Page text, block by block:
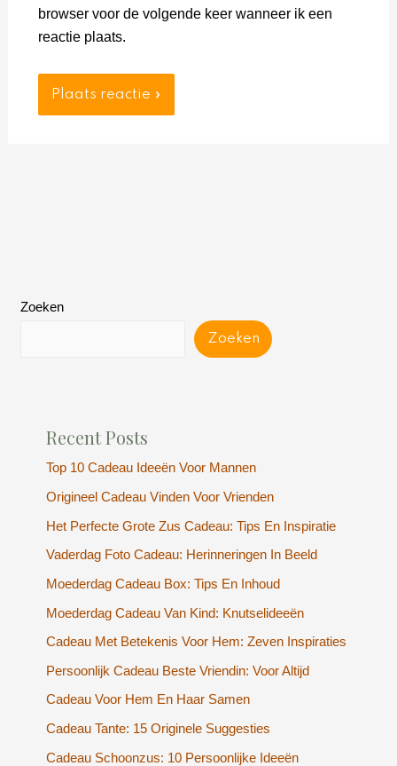
browser voor de volgende keer wanneer ik een
reactie plaats.
Zoeken
Zoeken
Recent Posts
Top 10 Cadeau Ideeën Voor Mannen
Origineel Cadeau Vinden Voor Vrienden
Het Perfecte Grote Zus Cadeau: Tips En Inspiratie
Vaderdag Foto Cadeau: Herinneringen In Beeld
Moederdag Cadeau Box: Tips En Inhoud
Moederdag Cadeau Van Kind: Knutselideeën
Cadeau Met Betekenis Voor Hem: Zeven Inspiraties
Persoonlijk Cadeau Beste Vriendin: Voor Altijd
Cadeau Voor Hem En Haar Samen
Cadeau Tante: 15 Originele Suggesties
Cadeau Schoonzus: 10 Persoonlijke Ideeën